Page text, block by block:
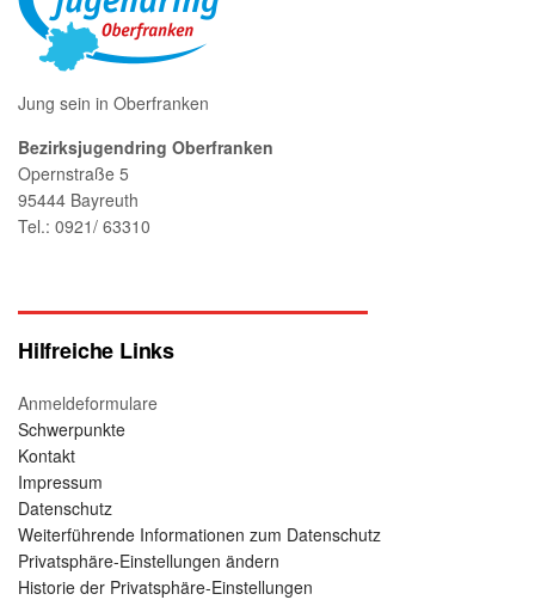
Jung sein in Oberfranken
Bezirksjugendring Oberfranken
Opernstraße 5
95444 Bayreuth
Tel.: 0921/ 63310
Hilfreiche Links
Anmeldeformulare
Schwerpunkte
Kontakt
Impressum
Datenschutz
Weiterführende Informationen zum Datenschutz
Privatsphäre-Einstellungen ändern
Historie der Privatsphäre-Einstellungen